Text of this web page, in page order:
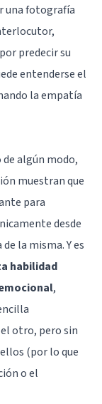
una fotografía
predecir su
entenderse el
la empatía
algún modo,
muestran que
para
desde
la misma. Y es
habilidad
,
otro, pero sin
(por lo que
o el